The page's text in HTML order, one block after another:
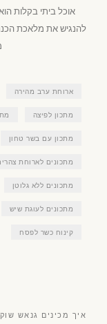
אוכל ביתי בקלות
להנגיש את מלאכת
ארוחת ערב מהירה
מתכון לפיצה
מתכון עם בשר טחון
מתכונים לארוחת
מתכונים ללא גלוטן
מתכונים לעוגת שיש
קינוח כשר לפסח
איך מכינים גנאש